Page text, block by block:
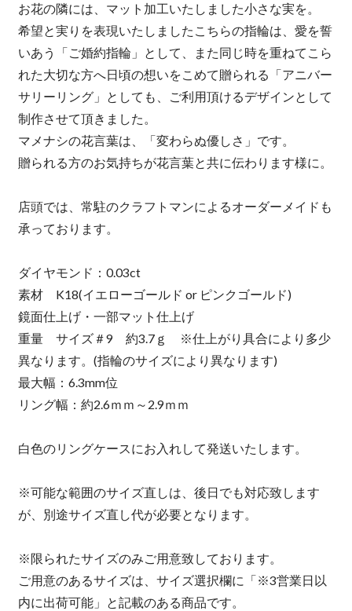
お花の隣には、マット加工いたしました小さな実を。
希望と実りを表現いたしましたこちらの指輪は、愛を誓
いあう「ご婚約指輪」として、また同じ時を重ねてこら
れた大切な方へ日頃の想いをこめて贈られる「アニバー
サリーリング」としても、ご利用頂けるデザインとして
制作させて頂きました。
マメナシの花言葉は、「変わらぬ優しさ」です。
贈られる方のお気持ちが花言葉と共に伝わります様に。
店頭では、常駐のクラフトマンによるオーダーメイドも
承っております。
ダイヤモンド：0.03ct
素材 K18(イエローゴールド or ピンクゴールド)
鏡面仕上げ・一部マット仕上げ
重量 サイズ＃9 約3.7ｇ ※仕上がり具合により多少
異なります。(指輪のサイズにより異なります)
最大幅：6.3mm位
リング幅：約2.6ｍｍ～2.9ｍｍ
白色のリングケースにお入れして発送いたします。
※可能な範囲のサイズ直しは、後日でも対応致します
が、別途サイズ直し代が必要となります。
※限られたサイズのみご用意致しております。
ご用意のあるサイズは、サイズ選択欄に「※3営業日以
内に出荷可能」と記載のある商品です。